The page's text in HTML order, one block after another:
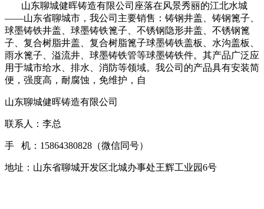
山东聊城健晖铸造有限公司座落在风景秀丽的江北水城
——山东省聊城市，我公司主要销售：铸钢井盖、铸钢篦子、
球墨铸铁井盖、球墨铸铁篦子、不锈钢隐形井盖、不锈钢篦
子、复合树脂井盖、复合树脂篦子球墨铸铁盖板、水沟盖板、
雨水篦子、溢流井、球墨铸铁管等球墨铸铁件。其产品广泛应
用于城市给水、排水、消防等领域。我公司的产品具有安装简
便，强度高，耐腐蚀，免维护，自
山东聊城健晖铸造有限公司
联系人：李总
手 机：15864380828（微信同号）
地址：山东省聊城开发区北城办事处王辉工业园6号